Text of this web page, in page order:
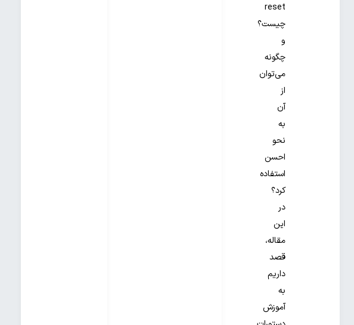
reset
چیست؟
و
چگونه
می‌توان
از
آن
به
نحو
احسن
استفاده
کرد؟
در
این
مقاله،
قصد
داریم
به
آموزش